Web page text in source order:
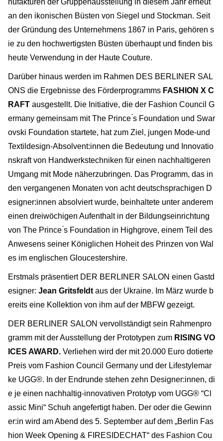
an den ikonischen Büsten von Siegel und Stockman. Seit
der Gründung des Unternehmens 1867 in Paris, gehören s
ie zu den hochwertigsten Büsten überhaupt und finden bis
heute Verwendung in der Haute Couture.
Darüber hinaus werden im Rahmen DES BERLINER SAL
ONS die Ergebnisse des Förderprogramms FASHION X C
RAFT ausgestellt. Die Initiative, die der Fashion Council G
ermany gemeinsam mit The Prince ́s Foundation und Swar
ovski Foundation startete, hat zum Ziel, jungen Mode-und
Textildesign-Absolvent:innen die Bedeutung und Innovatio
nskraft von Handwerkstechniken für einen nachhaltigeren
Umgang mit Mode näherzubringen. Das Programm, das in
den vergangenen Monaten von acht deutschsprachigen D
esigner:innen absolviert wurde, beinhaltete unter anderem
einen dreiwöchigen Aufenthalt in der Bildungseinrichtung
von The Prince ́s Foundation in Highgrove, einem Teil des
Anwesens seiner Königlichen Hoheit des Prinzen von Wal
es im englischen Gloucestershire.
Erstmals präsentiert DER BERLINER SALON einen Gastd
esigner: Jean Gritsfeldt aus der Ukraine. Im März wurde b
ereits eine Kollektion von ihm auf der MBFW gezeigt.
DER BERLINER SALON vervollständigt sein Rahmenpro
gramm mit der Ausstellung der Prototypen zum RISING VO
ICES AWARD. Verliehen wird der mit 20.000 Euro dotierte
Preis vom Fashion Council Germany und der Lifestylemar
ke UGG®. In der Endrunde stehen zehn Designer:innen, di
e je einen nachhaltig-innovativen Prototyp vom UGG® “Cl
assic Mini“ Schuh angefertigt haben. Der oder die Gewinn
er:in wird am Abend des 5. September auf dem „Berlin Fas
hion Week Opening & FIRESIDECHAT“ des Fashion Cou